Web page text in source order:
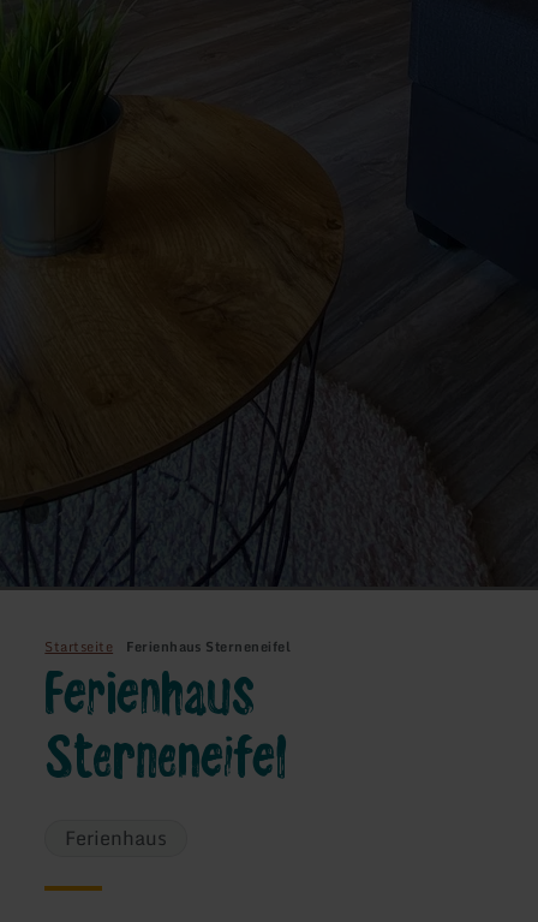
Startseite Ferienhaus Sterneneifel
Ferienhaus
Sterneneifel
Ferienhaus